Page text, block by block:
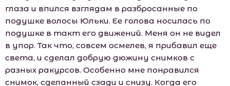
глаза и впился взглядам в разбросанные по
подушке волосы Юльки. Ее голова носилась по
подушке в такт его движений. Меня он не видел
в упор. Так что, совсем осмелев, я прибавил еще
света, и сделал добрую дюжину снимков с
разных ракурсов. Особенно мне понравился
снимок, сделанный сзади и снизу. Когда его